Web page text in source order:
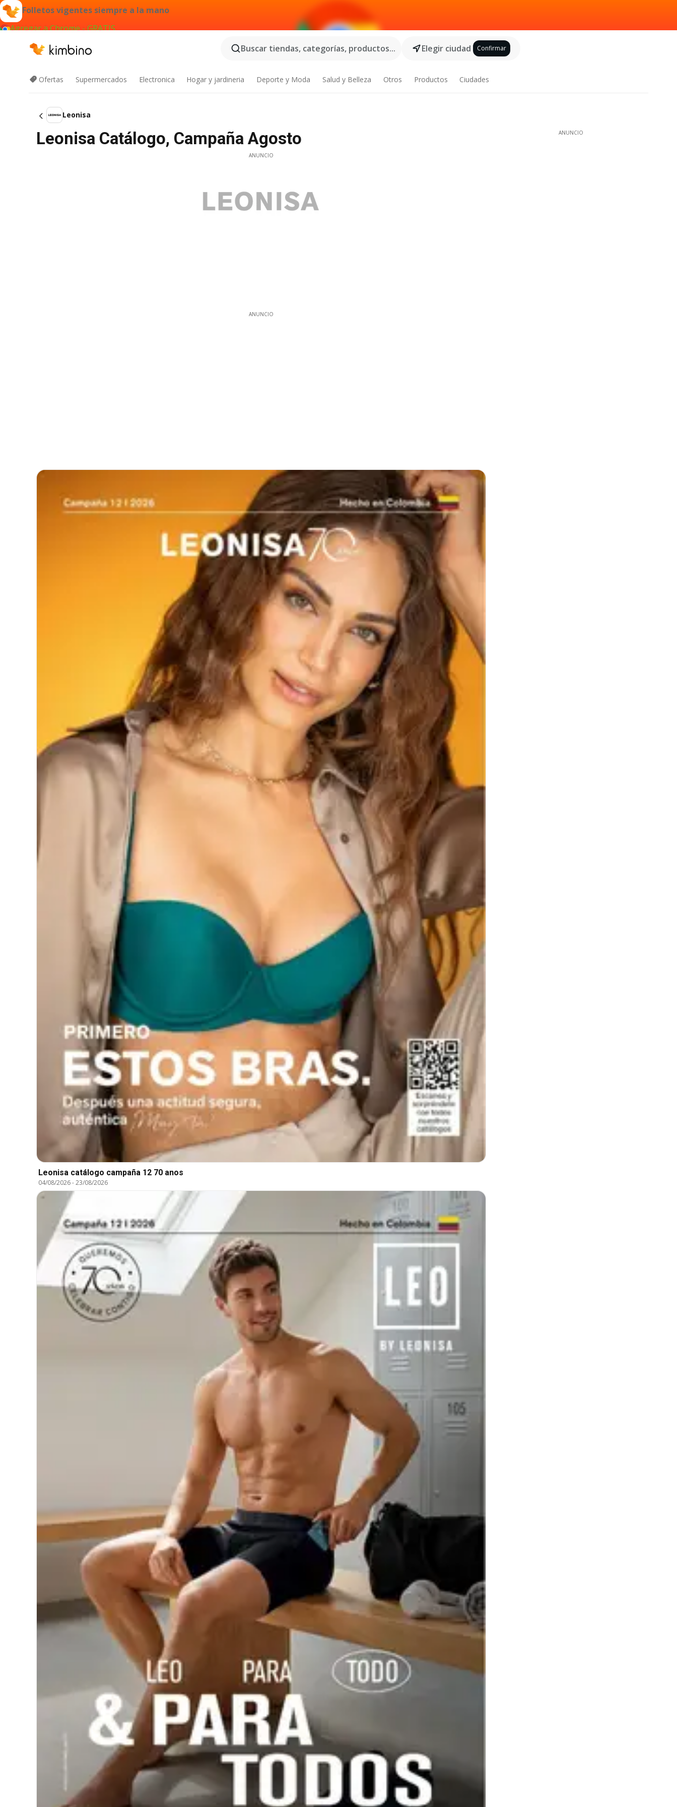
Folletos vigentes siempre a la mano
Agregar a Chrome - GRATIS
Buscar tiendas, categorías, productos...
Elegir ciudad Confirmar
Ofertas Supermercados Electronica Hogar y jardineria Deporte y Moda Salud y Belleza Otros Productos Ciudades
Leonisa
Leonisa Catálogo, Campaña Agosto
ANUNCIO
ANUNCIO
Leonisa catálogo campaña 12 70 anos
04/08/2026-23/08/2026
ANUNCIO